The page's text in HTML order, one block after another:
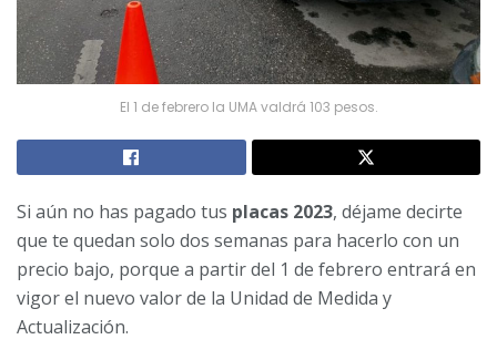
El 1 de febrero la UMA valdrá 103 pesos.
Si aún no has pagado tus placas 2023, déjame decirte
que te quedan solo dos semanas para hacerlo con un
precio bajo, porque a partir del 1 de febrero entrará en
vigor el nuevo valor de la Unidad de Medida y
Actualización.